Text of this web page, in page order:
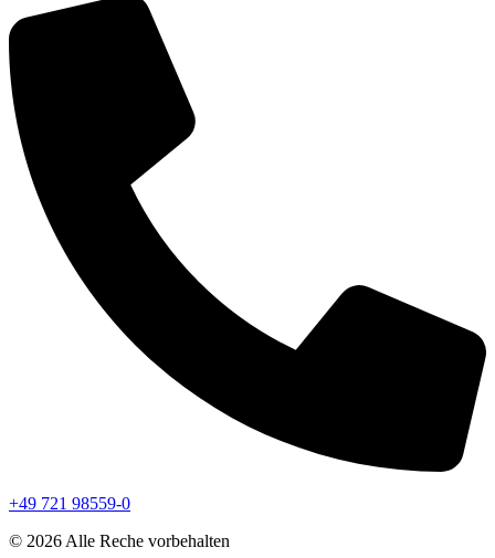
+49 721 98559-0
© 2026 Alle Reche vorbehalten